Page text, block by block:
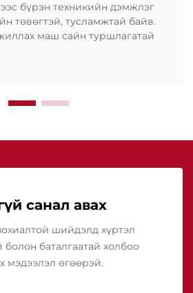
бүрэн техникийн дэмжлэг
төвөгтэй, тусламжтай байв.
маш сайн туршлагатай
санал авах
шийдэлд хүртэл
болон баталгаатай холбоо
мэдээлэл өгөөрэй.